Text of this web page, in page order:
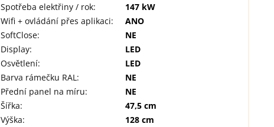
Spotřeba elektřiny / rok:
147 kW
Wifi + ovládání přes aplikaci:
ANO
SoftClose:
NE
Display:
LED
Osvětlení:
LED
Barva rámečku RAL :
NE
Přední panel na míru:
NE
Šířka:
47,5 cm
Výška:
128 cm